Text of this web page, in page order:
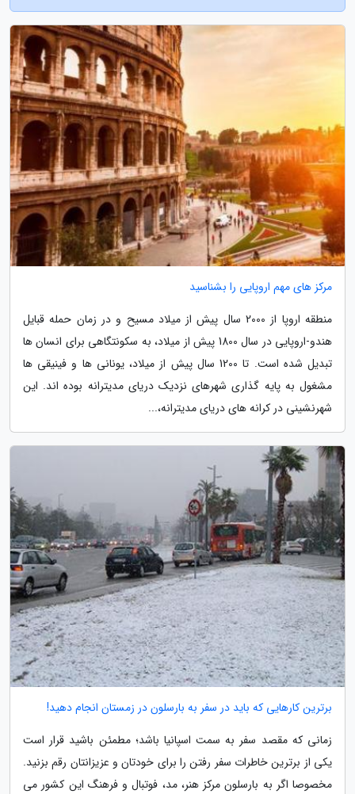
مرکز های مهم اروپایی را بشناسید
منطقه اروپا از 2000 سال پیش از میلاد مسیح و در زمان حمله قبایل
هندو-اروپایی در سال 1800 پیش از میلاد، به سکونتگاهی برای انسان ها
تبدیل شده است. تا 1200 سال پیش از میلاد، یونانی ها و فینیقی ها
مشغول به پایه گذاری شهرهای نزدیک دریای مدیترانه بوده اند. این
شهرنشینی در کرانه های دریای مدیترانه،...
برترین کارهایی که باید در سفر به بارسلون در زمستان انجام دهید!
زمانی که مقصد سفر به سمت اسپانیا باشد؛ مطمئن باشید قرار است
یکی از برترین خاطرات سفر رفتن را برای خودتان و عزیزانتان رقم بزنید.
مخصوصا اگر به بارسلون مرکز هنر، مد، فوتبال و فرهنگ این کشور می